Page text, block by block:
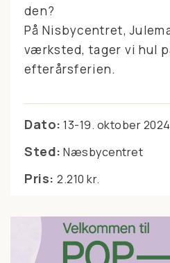
den?
På Nisbycentret,
værksted, tager vi hul
efterårsferien.
Dato: 13-19. oktober 2024
Sted: Næsbycentret
Pris: 2.210 kr.